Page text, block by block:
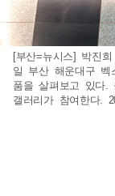
[부산=뉴시스] 박진
일 부산 해운대구 벡
품을 살펴보고 있다.
갤러리가 참여한다.